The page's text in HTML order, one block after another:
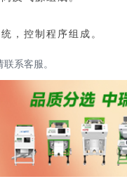
，控制程序组成。
系客服。